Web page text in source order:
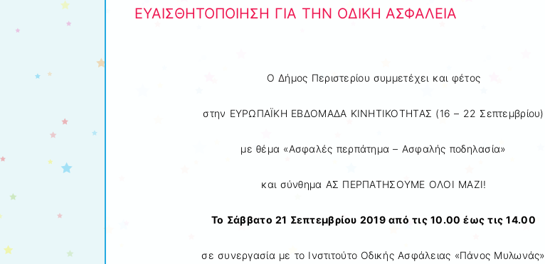
ΕΥΑΙΣΘΗΤΟΠΟΙΗΣΗ ΓΙΑ ΤΗΝ ΟΔΙΚΗ ΑΣΦΑΛΕΙΑ
O Δήμος Περιστερίου συμμετέχει και φέτος
στην ΕΥΡΩΠΑΪΚΗ ΕΒΔΟΜΑΔΑ ΚΙΝΗΤΙΚΟΤΗΤΑΣ (16 – 22 Σεπτεμβρίου)
με θέμα «Ασφαλές περπάτημα – Ασφαλής ποδηλασία»
και σύνθημα ΑΣ ΠΕΡΠΑΤΗΣΟΥΜΕ ΟΛΟΙ ΜΑΖΙ!
Το Σάββατο 21 Σεπτεμβρίου 2019 από τις 10.00 έως τις 14.00
σε συνεργασία με το Ινστιτούτο Οδικής Ασφάλειας «Πάνος Μυλωνάς»